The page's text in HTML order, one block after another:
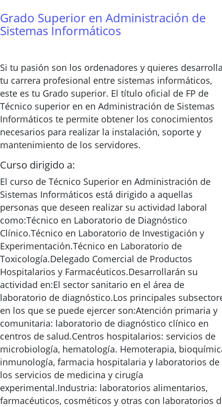
Grado Superior en Administración de
Sistemas Informáticos
Si tu pasión son los ordenadores y quieres
tu carrera profesional entre sistemas informáticos,
este es tu Grado superior. El título oficial de FP de
Técnico superior en en Administración de Sistemas
Informáticos te permite obtener los conocimientos
necesarios para realizar la instalación, soporte y
mantenimiento de los servidores.
Curso dirigido a:
El curso de Técnico Superior en Administración de
Sistemas Informáticos está dirigido a aquellas
personas que deseen realizar su actividad laboral
como:Técnico en Laboratorio de Diagnóstico
Clínico.Técnico en Laboratorio de Investigación y
Experimentación.Técnico en Laboratorio de
Toxicología.Delegado Comercial de Productos
Hospitalarios y Farmacéuticos.Desarrollarán su
actividad en:El sector sanitario en el área de
laboratorio de diagnóstico.Los principales
en los que se puede ejercer son:Atención primaria y
comunitaria: laboratorio de diagnóstico clínico en
centros de salud.Centros hospitalarios: servicios de
microbiología, hematología. Hemoterapia,
inmunología, farmacia hospitalaria y laboratorios de
los servicios de medicina y cirugía
experimental.Industria: laboratorios alimentarios,
farmacéuticos, cosméticos y otras con laboratorios